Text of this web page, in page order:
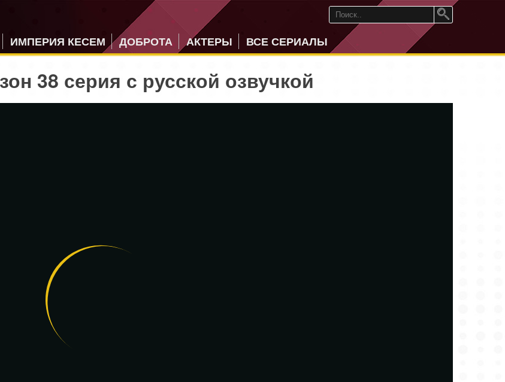
ИМПЕРИЯ КЕСЕМ ДОБРОТА АКТЕРЫ ВСЕ СЕРИАЛЫ
38 серия с русской озвучкой